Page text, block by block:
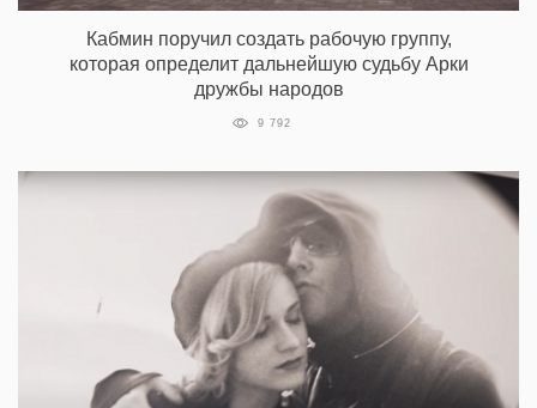
Кабмин поручил создать рабочую группу,
которая определит дальнейшую судьбу Арки
дружбы народов
9 792